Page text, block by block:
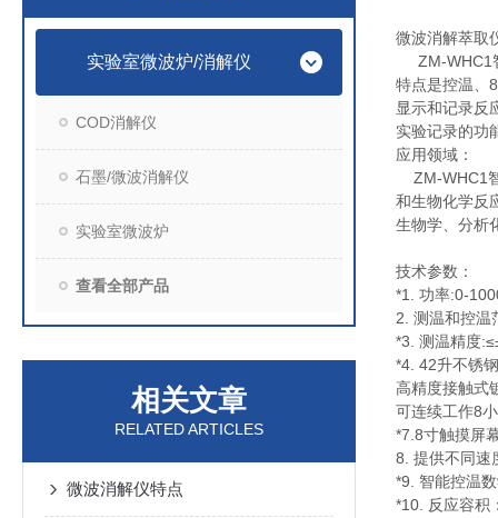
实验室微波炉/消解仪
COD消解仪
石墨/微波消解仪
实验室微波炉
查看全部产品
相关文章
RELATED ARTICLES
微波消解仪特点
微波消解萃取
ZM-WHC1
特点是控温、
显示和记录反
实验记录的功
应用领域：
ZM-WHC1
和生物化学反
生物学、分析
技术参数：
*1. 功率:0-
2. 测温和控
*3. 测温精度
*4. 42升不锈
高精度接触式
可连续工作8
*7.8寸触摸屏
8. 提供不同速
*9. 智能控温
*10. 反应容积